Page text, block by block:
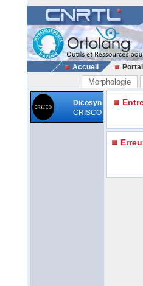
Accueil
Morphologie
Dicosyn
CRISCO